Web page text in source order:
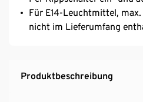
Für E14-Leuchtmittel,
nicht im Lieferumfang
Produktbeschreibung